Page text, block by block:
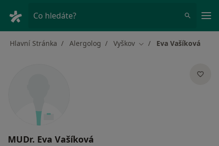
Co hledáte?
Hlavní Stránka Alergolog Vyškov Změna města
Eva Vašíková
MUDr. Eva Vašíková